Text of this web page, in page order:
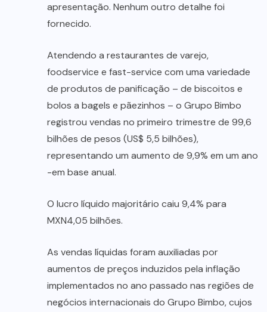
apresentação. Nenhum outro detalhe foi
fornecido.
Atendendo a restaurantes de varejo,
foodservice e fast-service com uma variedade
de produtos de panificação – de biscoitos e
bolos a bagels e pãezinhos – o Grupo Bimbo
registrou vendas no primeiro trimestre de 99,6
bilhões de pesos (US$ 5,5 bilhões),
representando um aumento de 9,9% em um ano
-em base anual.
O lucro líquido majoritário caiu 9,4% para
MXN4,05 bilhões.
As vendas líquidas foram auxiliadas por
aumentos de preços induzidos pela inflação
implementados no ano passado nas regiões de
negócios internacionais do Grupo Bimbo, cujos